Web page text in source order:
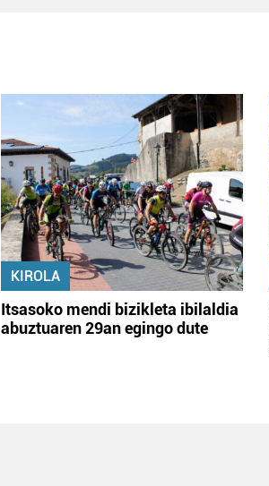
KIROLA
Itsasoko mendi bizikleta ibilaldia
abuztuaren 29an egingo dute